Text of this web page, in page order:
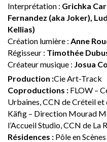
Interprétation : Grichka
Fernandez (aka Joker),
Kellias)
Création lumière : Anne
Régisseur : Timothée
Créateur musique : Josua
Production :Cie Art-Track
Coproductions : FLOW –
Urbaines, CCN de Créteil
Käfig – Direction Mourad
l’Accueil Studio, CCN de La
Résidences : Pôle en